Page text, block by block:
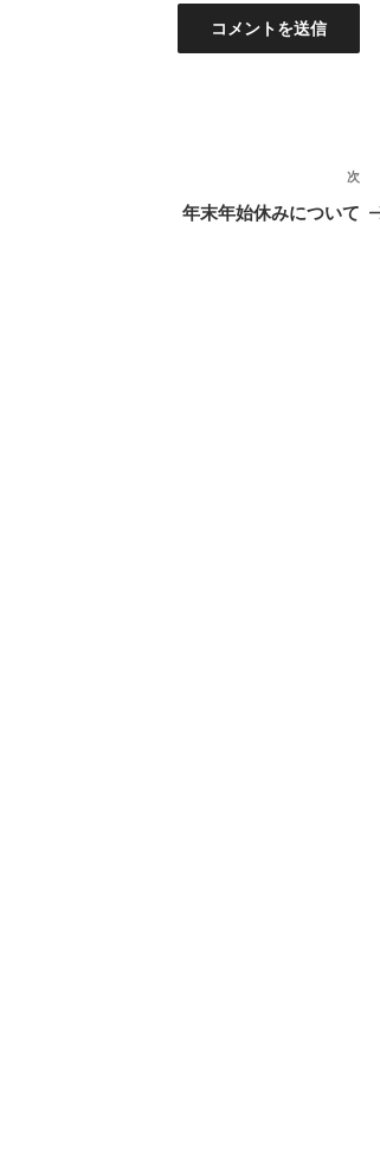
次
の
次
年末年始休みについて